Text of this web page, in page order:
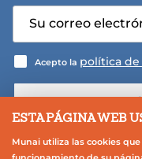
Acepto la política
ESTA PÁGINA WEB
Munai utiliza las cookies